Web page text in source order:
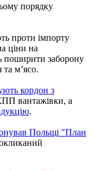
порядку
проти імпорту
ціни на
поширити заборону
м’ясо.
кордон з
вантажівки, а
.
Польщі "План